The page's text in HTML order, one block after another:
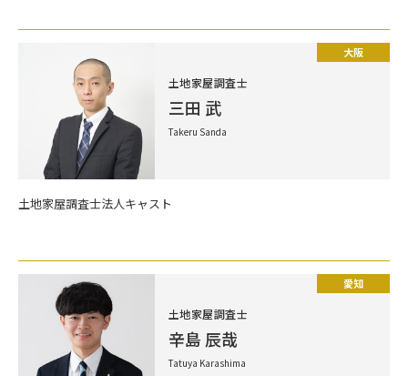
土地家屋調査士
三田 武
Takeru Sanda
大阪
土地家屋調査士法人キャスト
土地家屋調査士
辛島 辰哉
Tatuya Karashima
愛知